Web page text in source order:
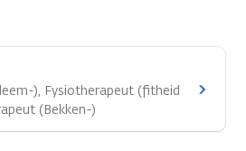
), Fysiotherapeut (fitheid
(Bekken-)